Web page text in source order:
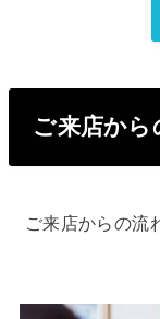
ご来店から
ご来店からの流